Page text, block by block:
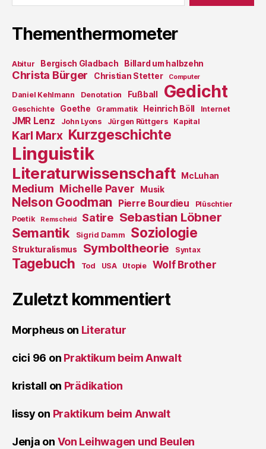
Thementhermometer
Abitur Bergisch Gladbach Billard um halbzehn
Christa Bürger Christian Stetter Computer
Daniel Kehlmann Denotation Fußball Gedicht
Geschichte Goethe Grammatik Heinrich Böll Internet
JMR Lenz John Lyons Jürgen Rüttgers Kapital
Karl Marx Kurzgeschichte
Linguistik
Literaturwissenschaft McLuhan
Medium Michelle Paver Musik
Nelson Goodman Pierre Bourdieu
Plüschtier
Poetik
Remscheid Satire Sebastian Löbner
Semantik Sigrid Damm Soziologie
Strukturalismus Symboltheorie Syntax
Tagebuch Tod USA Utopie Wolf Brother
Zuletzt kommentiert
Morpheuson Literatur
cici 96 on Praktikum beim Anwalt
kristall on Prädikation
lissy on Praktikum beim Anwalt
Jenja on Von Leihwagen und Beulen